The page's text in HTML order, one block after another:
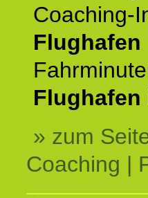
» zum
Coaching |